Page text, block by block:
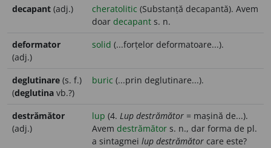
decapant (adj.) cheratolitic (Substanță decapantă). Avem
doar decapant s. n.
deformator
(adj.)
solid (...forțelor deformatoare...).
deglutinare (s. f.)
(deglutina vb.?)
buric (...prin deglutinare...).
destrămător
(adj.)
lup (4. Lup destrămător = mașină de...).
Avem destrămător s. n., dar forma de pl.
a sintagmei lup destrămător care este?